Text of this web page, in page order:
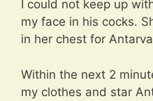
I could not keep up
my face in his cocks.
in her chest for
Within the next 2
my clothes and star